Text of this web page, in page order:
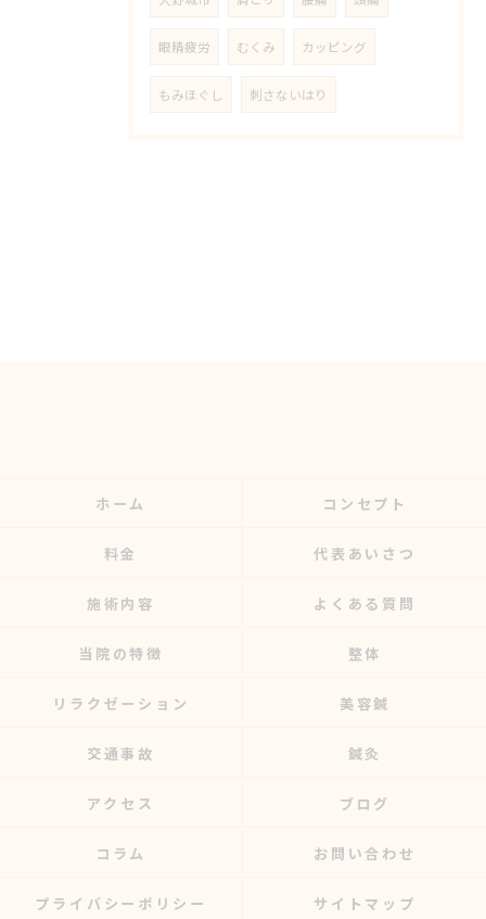
眼精疲労 むくみ カッピング
もみほぐし 刺さないはり
ホーム コンセプト
料金 代表あいさつ
施術内容 よくある質問
当院の特徴 整体
リラクゼーション 美容鍼
交通事故 鍼灸
アクセス ブログ
コラム お問い合わせ
プライバシーポリシー サイトマップ